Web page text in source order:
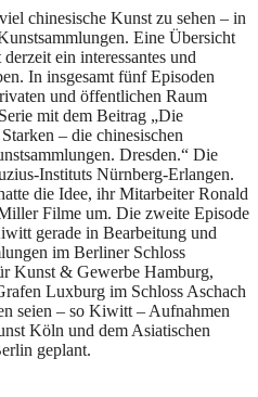
chinesische Kunst zu sehen – in
Eine Übersicht
ein interessantes und
In insgesamt fünf Episoden
und öffentlichen Raum
mit dem Beitrag „Die
– die chinesischen
Dresden.“ Die
Instituts Nürnberg-Erlangen.
die Idee, ihr Mitarbeiter Ronald
Filme um. Die zweite Episode
gerade in Bearbeitung und
im Berliner Schloss
Kunst & Gewerbe Hamburg,
Luxburg im Schloss Aschach
seien – so Kiwitt – Aufnahmen
Köln und dem Asiatischen
geplant.